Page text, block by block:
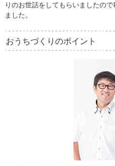
りのお世話をしてもらいましたの
ました。
おうちづくりのポイント